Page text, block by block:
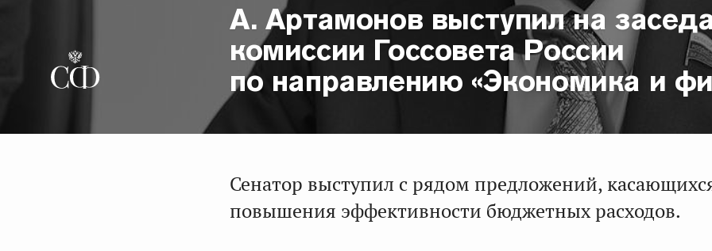
А. Артамонов выступил на
комиссии Госсовета России
по направлению «Экономика и
Сенатор выступил с рядом предложений,
повышения эффективности бюджетных расходов.